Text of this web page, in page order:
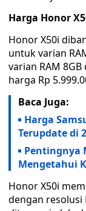
Harga Honor
Honor X50i
untuk varian
varian RAM
harga Rp
Baca Juga:
Harga
Terupdate di
Pentingnya
Mengetahui
Honor X50i
dengan resolusi